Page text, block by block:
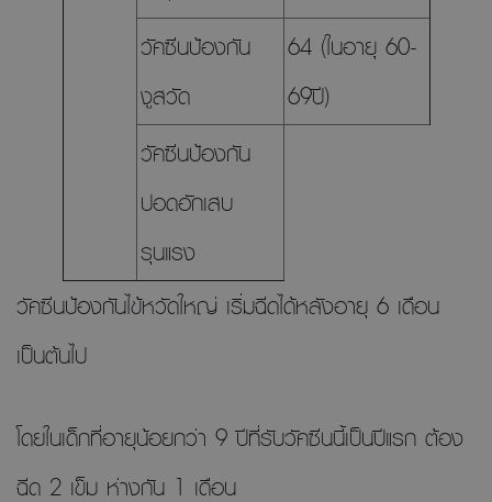
วัคซีนป้องกัน
งูสวัด
64 (ในอายุ 60-
69ปี)
วัคซีนป้องกัน
ปอดอักเสบ
รุนแรง
วัคซีนป้องกันไข้หวัดใหญ่ เริ่มฉีดได้หลังอายุ 6 เดือน
เป็นต้นไป
โดยในเด็กที่อายุน้อยกว่า 9 ปีที่รับวัคซีนนี้เป็นปีแรก ต้อง
ฉีด 2 เข็ม ห่างกัน 1 เดือน